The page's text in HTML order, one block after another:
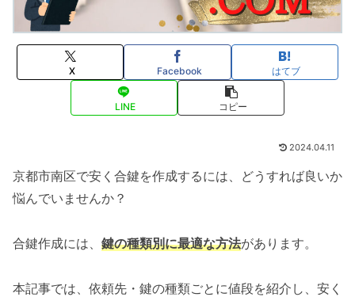
X Facebook はてブ
LINE コピー
2024.04.11
京都市南区で安く合鍵を作成するには、どうすれば良いか
悩んでいませんか？
合鍵作成には、 鍵の種類別に最適な方法があります。
本記事では、依頼先・鍵の種類ごとに値段を紹介し、安く